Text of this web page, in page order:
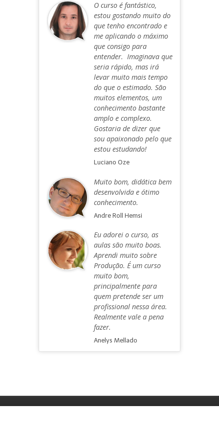
O curso é fantástico,
estou gostando muito do
que tenho encontrado e
me aplicando o máximo
que consigo para
entender. Imaginava que
seria rápido, mas irá
levar muito mais tempo
do que o estimado. São
muitos elementos, um
conhecimento bastante
amplo e complexo.
Gostaria de dizer que
sou apaixonado pelo que
estou estudando!
Luciano Oze
Muito bom, didática bem
desenvolvida e ótimo
conhecimento.
Andre Roll Hemsi
Eu adorei o curso, as
aulas são muito boas.
Aprendi muito sobre
Produção. É um curso
muito bom,
principalmente para
quem pretende ser um
profissional nessa área.
Realmente vale a pena
fazer.
Anelys Mellado